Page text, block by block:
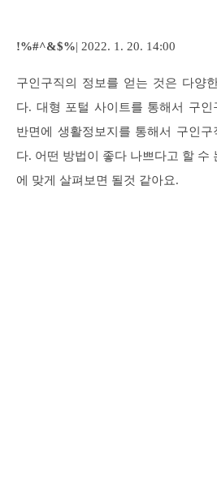
!%#^&$%| 2022. 1. 20. 14:00
구인구직의 정보를 얻는 것은 다양
다. 대형 포털 사이트를 통해서 구
반면에 생활정보지를 통해서 구인구
다. 어떤 방법이 좋다 나쁘다고 할 수
에 맞게 살펴보면 될것 같아요.